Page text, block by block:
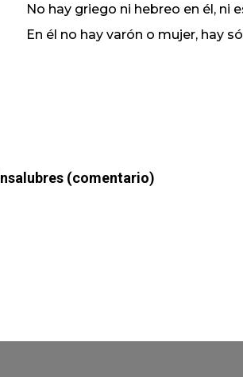
No hay griego ni hebreo en él, ni
En él no hay varón o mujer, hay
(comentario)